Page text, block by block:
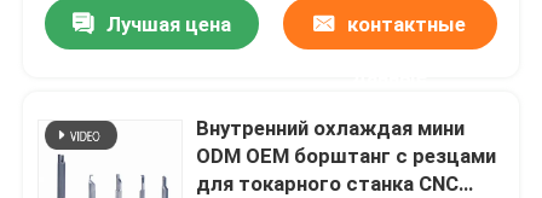
Лучшая цена контактные
Внутренний охлаждая мини
ODM OEM борштанг с резцами
для токарного станка CNC